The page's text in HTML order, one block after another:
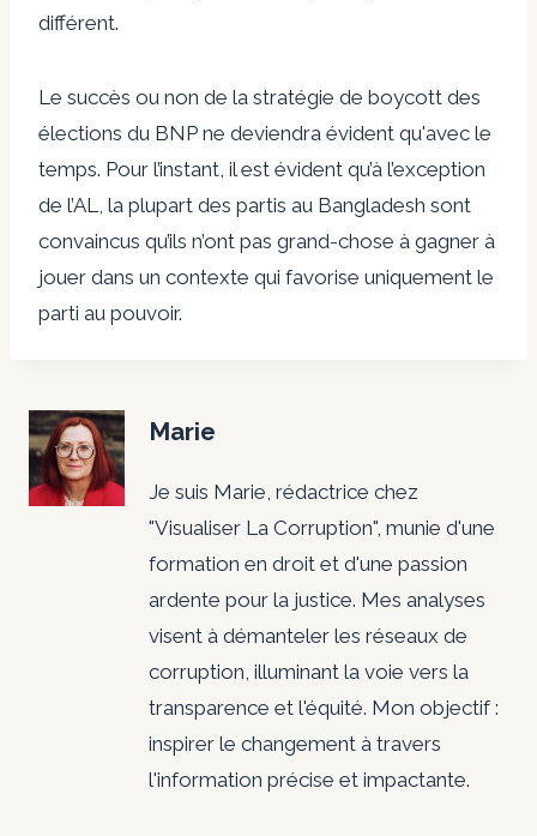
différent.
Le succès ou non de la stratégie de boycott des
élections du BNP ne deviendra évident qu'avec le
temps. Pour l’instant, il est évident qu’à l’exception
de l’AL, la plupart des partis au Bangladesh sont
convaincus qu’ils n’ont pas grand-chose à gagner à
jouer dans un contexte qui favorise uniquement le
parti au pouvoir.
Marie
Je suis Marie, rédactrice chez
"Visualiser La Corruption", munie d'une
formation en droit et d'une passion
ardente pour la justice. Mes analyses
visent à démanteler les réseaux de
corruption, illuminant la voie vers la
transparence et l'équité. Mon objectif :
inspirer le changement à travers
l'information précise et impactante.